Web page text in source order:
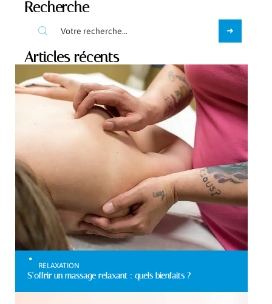
Recherche
Articles récents
RELAXATION
S’offrir un massage relaxant : quels bienfaits ?